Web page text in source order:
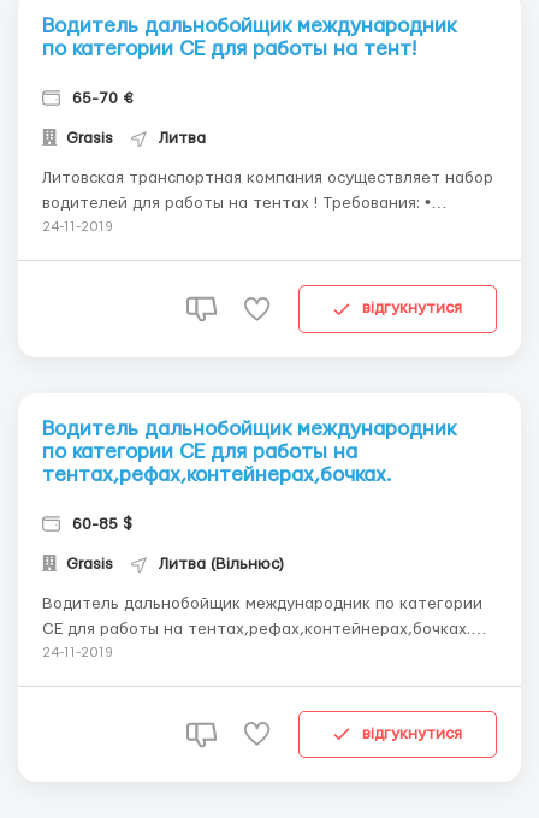
Водитель дальнобойщик международник
по категории СЕ для работы на тент!
65-70 €
Grasis Литва
Литовская транспортная компания осуществляет набор
водителей для работы на тентах ! Требования: •
возраст не старше 55 лет • категория С должна быть
24-11-2019
відгукнутися
Водитель дальнобойщик международник
по категории СЕ для работы на
тентах,рефах,контейнерах,бочках.
60-85 $
Grasis Литва (Вільнюс)
Водитель дальнобойщик международник по категории
СЕ для работы на тентах,рефах,контейнерах,бочках.
Требования: • возраст не старше 57 лет • опытом по ЕС
24-11-2019
відгукнутися